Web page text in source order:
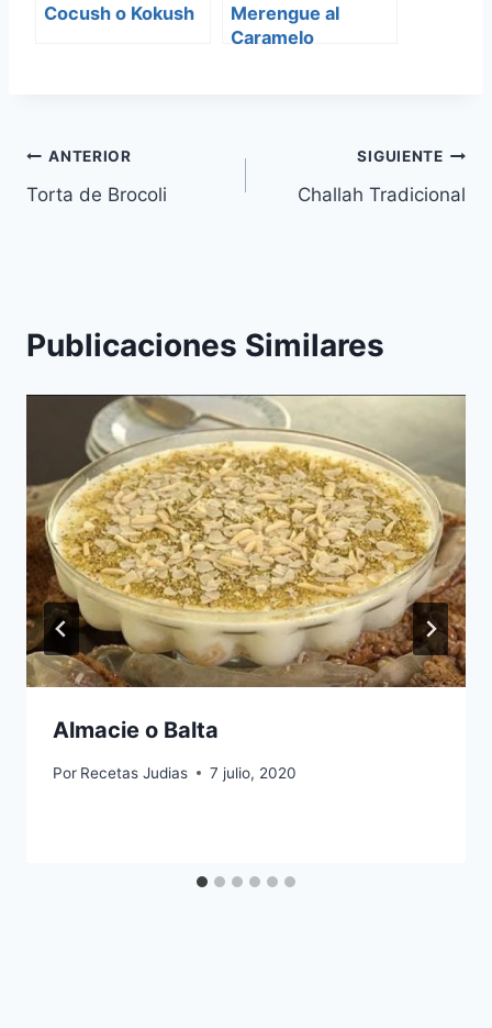
Cocush o Kokush
Merengue al
Caramelo
Navegación
de
ANTERIOR
Torta de Brocoli
SIGUIENTE
Challah Tradicional
Publicaciones Similares
Almacie o Balta
Por Recetas Judias 7 julio, 2020